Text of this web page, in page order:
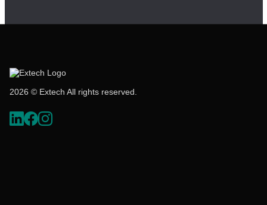
2026 © Extech All rights reserved.